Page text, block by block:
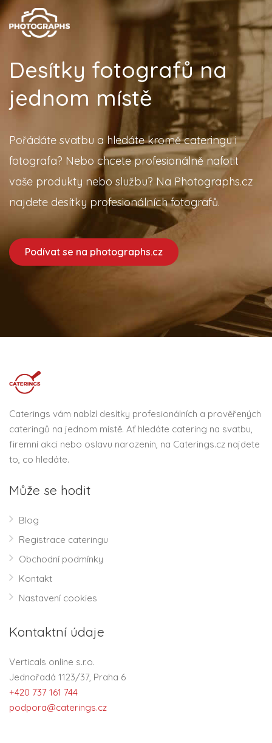
Desítky fotografů na
jednom místě
Pořádáte svatbu a hledáte kromě cateringu i
fotografa? Nebo chcete profesionálně nafotit
vaše produkty nebo službu? Na Photographs.cz
najdete desítky profesionálních fotografů.
Podívat se na photographs.cz
Caterings vám nabízí desítky profesionálních a prověřených
cateringů na jednom místě. Ať hledáte catering na svatbu,
firemní akci nebo oslavu narozenin, na Caterings.cz najdete
to, co hledáte.
Může se hodit
Blog
Registrace cateringu
Obchodní podmínky
Kontakt
Nastavení cookies
Kontaktní údaje
Verticals online s.r.o.
Jednořadá 1123/37, Praha 6
+420 737 161 744
podpora@caterings.cz